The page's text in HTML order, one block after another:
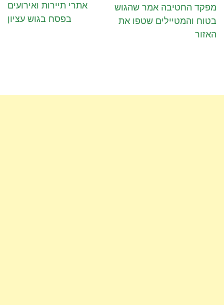
אתרי תיירות ואירועים
בפסח בגוש עציון
מפקד החטיבה אמר שהגוש
בטוח והמטיילים שטפו את
האזור